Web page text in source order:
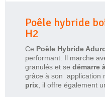
Poêle hybride
H2
Ce Poêle Hybride
performant. Il marche
granulés et se démarre
grâce à son application
prix , il offre également